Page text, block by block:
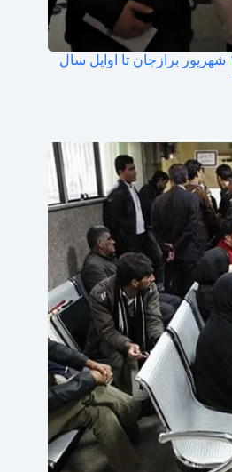
وزیر بهداشت: «بیمارستان ۱۷ شهریور برازجان تا اوایل سال